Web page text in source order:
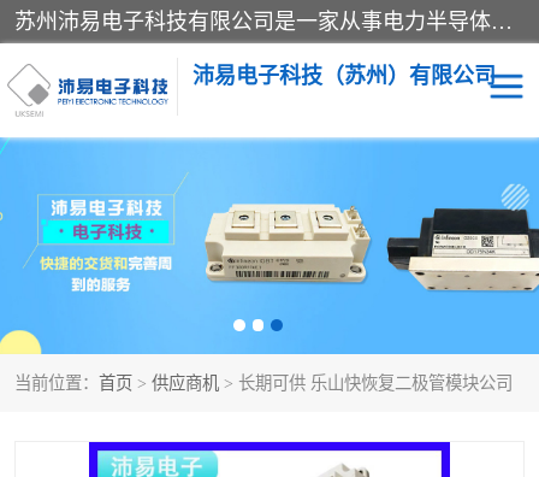
苏州沛易电子科技有限公司是一家从事电力半导体器件和电子元器件的专业代理及分销商，产品包括：IGBT模块、IPM模块、PIM模块、二极管、三极管、可控硅、整流桥、IGBT单管、IGBT电路驱动板、GTR达林顿模块、快恢复二极管、肖特基二极管、熔断器、IC集成电路、快速熔断器等。
沛易电子科技（苏州）有限公司
当前位置： 首页 > 供应商机 > 长期可供 乐山快恢复二极管模块公司
西门康 英飞凌
快恢复二极管 英飞凌IGBT模块
SEMIKRON西门康IGBT SEMIKRON西门康可控硅
模块
SEMIKRON西门康二极管 BUSSMANN巴斯曼熔断